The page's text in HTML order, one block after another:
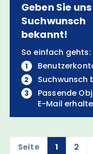
Geben Sie
Suchwunsch
bekannt!
So einfach gehts:
Suchwunsch
Passende
E-Mail
Seite 1 2